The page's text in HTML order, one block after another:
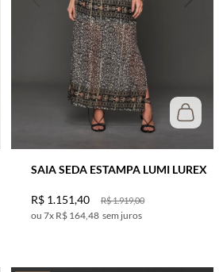
SAIA SEDA ESTAMPA LUMI LUREX
R$1.919,00
R$ 1.151,40
7x R$ 164,48 sem juros